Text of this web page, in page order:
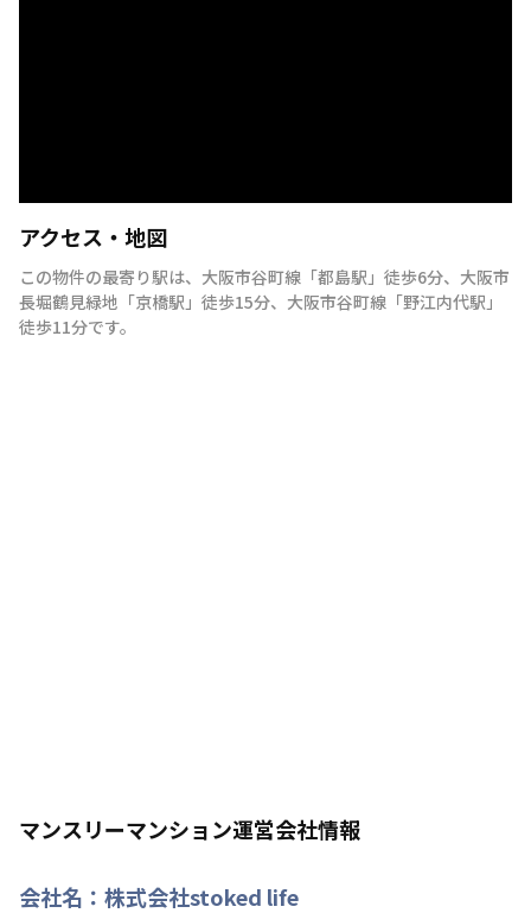
アクセス・地図
この物件の最寄り駅は、 大阪市谷町線 「都島駅 」 徒歩6分、 大阪市
長堀鶴見緑地 「京橋駅 」 徒歩15分、 大阪市谷町線 「野江内代駅 」
徒歩11分です。
マンスリーマンション運営会社情報
会社名： 株式会社stoked life